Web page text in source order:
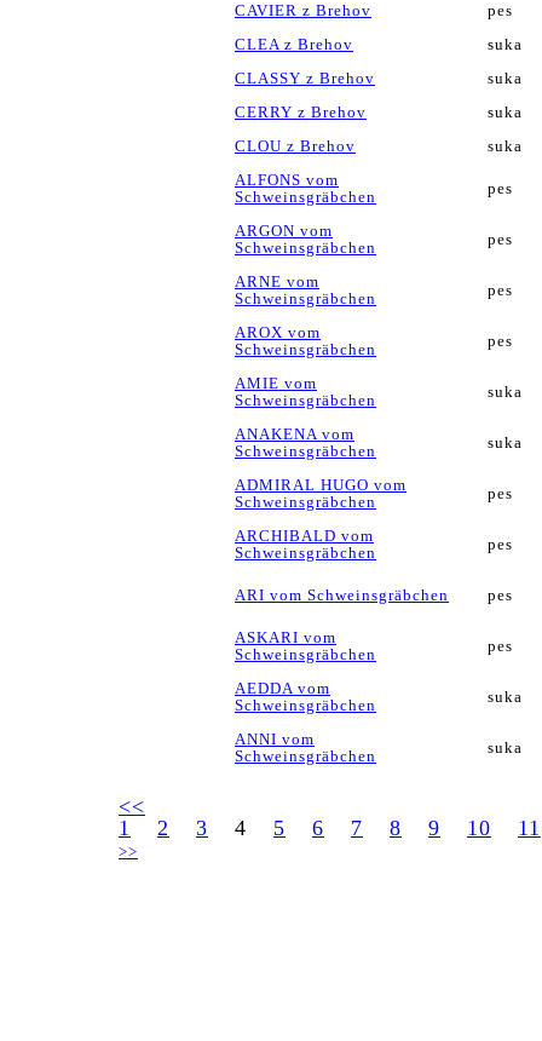
CAVIER z Brehov
pes
CLEA z Brehov
suka
CLASSY z Brehov
suka
CERRY z Brehov
suka
CLOU z Brehov
suka
ALFONS vom
Schweinsgräbchen
pes
ARGON vom
Schweinsgräbchen
pes
ARNE vom
Schweinsgräbchen
pes
AROX vom
Schweinsgräbchen
pes
AMIE vom
Schweinsgräbchen
suka
ANAKENA vom
Schweinsgräbchen
suka
ADMIRAL HUGO vom
Schweinsgräbchen
pes
ARCHIBALD vom
Schweinsgräbchen
pes
ARI vom Schweinsgräbchen pes
ASKARI vom
Schweinsgräbchen
pes
AEDDA vom
Schweinsgräbchen
suka
ANNI vom
Schweinsgräbchen
suka
<<
1
2 3 4 5 6 7 8 9 10 11
>>